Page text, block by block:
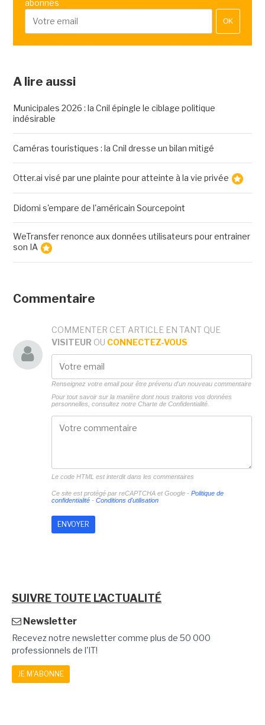
abonnés
OK
A lire aussi
Municipales 2026 : la Cnil épingle le ciblage politique
indésirable
Caméras touristiques : la Cnil dresse un bilan mitigé
Otter.ai visé par une plainte pour atteinte à la vie privée
Didomi s'empare de l'américain Sourcepoint
WeTransfer renonce aux données utilisateurs pour entrainer
son IA
Commentaire
COMMENTER CET ARTICLE EN TANT QUE
VISITEUR OU CONNECTEZ-VOUS
Renseignez votre email pour être prévenu d'un nouveau commentaire
Pour tout savoir sur la manière dont nous traitons vos données
personnelles, consultez notre Charte de Confidentialité.
Le code HTML est interdit dans les commentaires
Ce site est protégé par reCAPTCHA et Google - Politique de
confidentialité- Conditions d'utilisation
SUIVRE TOUTE L'ACTUALITÉ
Newsletter
Recevez notre newsletter comme plus de 50 000
professionnels de l'IT!
JE M'ABONNE